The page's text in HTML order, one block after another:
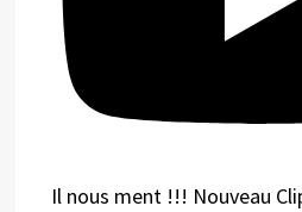
Il nous ment !!! Nouveau